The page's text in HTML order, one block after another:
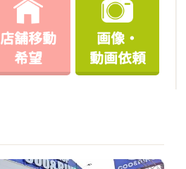
店舗移動
希望
画像・
動画依頼